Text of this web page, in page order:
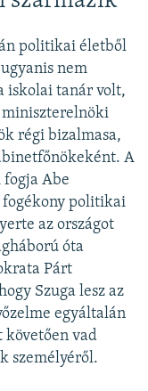
politikai életből
nem
iskolai tanár volt,
miniszterelnöki
régi bizalmasa,
A
Abe
politikai
az országot
óta
Párt
Szuga lesz az
egyáltalán
követően vad
személyéről.